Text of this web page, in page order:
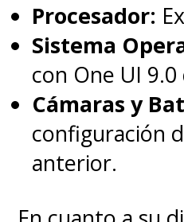
Procesador:
Sistema
con One UI
Cámaras y
configuración
anterior.